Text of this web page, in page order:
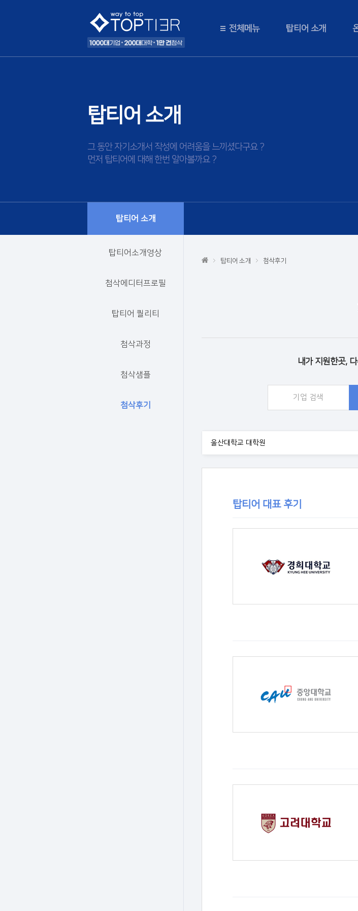
전체메뉴 탑티어 소개
탑티어 소개
그 동안 자기소개서 작성에 어려움을 느끼셨다구요 ?
먼저 탑티어에 대해 한번 알아볼까요 ?
탑티어 소개
탑티어소개영상
첨삭에디터프로필
탑티어 퀄리티
첨삭과정
첨삭샘플
첨삭후기
탑티어 소개 첨삭후기
내가 지원한곳,
기업 검색
탑티어 대표 후기